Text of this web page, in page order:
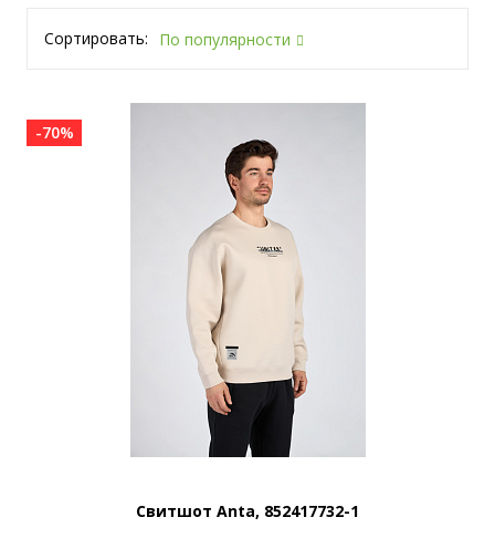
Сортировать: По популярности
-70%
Свитшот Anta, 852417732-1